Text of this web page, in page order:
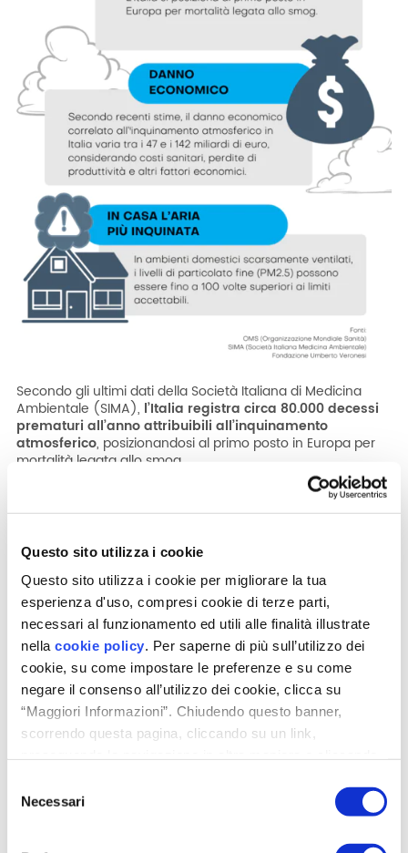
Questo sito utilizza i cookie
Questo sito utilizza i cookie per migliorare la tua
esperienza d'uso, compresi cookie di terze parti,
necessari al funzionamento ed utili alle finalità illustrate
nella cookie policy. Per saperne di più sull’utilizzo dei
cookie, su come impostare le preferenze e su come
negare il consenso all’utilizzo dei cookie, clicca su
“Maggiori Informazioni”. Chiudendo questo banner,
scorrendo questa pagina, cliccando su un link,
delNecessari
Secondo gli ultimi dati della Società Italiana di Medicina
Ambientale (SIMA), l’Italia registra circa 80.000 decessi
prematuri all’anno attribuibili all’inquinamento
atmosferico, posizionandosi al primo posto in Europa per
mortalità legata allo smog.
Da tenere presente che il monitoraggio dell’aria effettuato
dalle agenzie per la protezione ambientale nazionali è
all’impatto dell’inquinamento sulla salute.
Inoltre bisogna considerare che la popolazione trascorre la
maggior parte del tempo inambienti indoor , per i quali
non è previsto un monitoraggio sistematico tranne casi
particolari.
Polveri sottili come vettore di
trasporto per virus
Secondo alcuni esponenti della comunità scientificaalte
concentrazioni di polveri sottili potrebbero avere un impatto
diretto nell’accelerare la diffusione di epidemie virali.